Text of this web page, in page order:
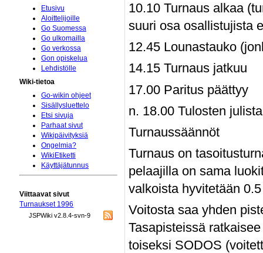
10.10 Turnaus alkaa
suuri osa osallistujista
12.45 Lounastauko
14.15 Turnaus jatkuu
17.00 Paritus päättyy
n. 18.00 Tulosten
Turnaussäännöt
Turnaus on
pelaajilla on sama
valkoista hyvitetään
Voitosta saa yhden
Tasapisteissä
toiseksi SODOS
Etusivu
Aloittelijoille
Go Suomessa
Go ulkomailla
Go verkossa
Gon opiskelua
Lehdistölle
Wiki-tietoa
Go-wikin ohjeet
Sisällysluettelo
Etsi sivuja
Parhaat sivut
Wikipäivityksiä
Ongelmia?
WikiEtiketti
Käyttäjätunnus
Viittaavat sivut
Turnaukset 1996
JSPWiki v2.8.4-svn-9